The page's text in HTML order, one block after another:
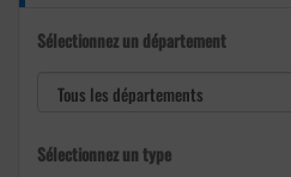
Sélectionnez un département
Sélectionnez un type